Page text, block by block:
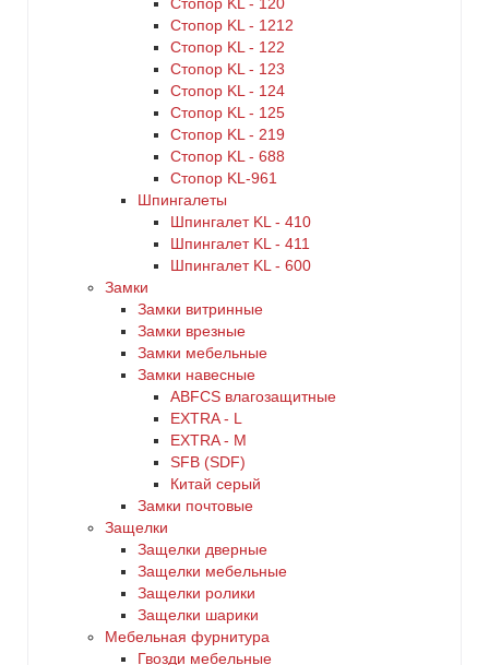
Стопор KL - 1212
Стопор KL - 122
Стопор KL - 123
Стопор KL - 124
Стопор KL - 125
Стопор KL - 219
Стопор KL - 688
Стопор KL-961
Шпингалеты
Шпингалет KL - 410
Шпингалет KL - 411
Шпингалет KL - 600
Замки
Замки витринные
Замки врезные
Замки мебельные
Замки навесные
ABFCS влагозащитные
EXTRA - L
EXTRA - М
SFB (SDF)
Китай серый
Замки почтовые
Защелки
Защелки дверные
Защелки мебельные
Защелки ролики
Защелки шарики
Мебельная фурнитура
Гвозди мебельные